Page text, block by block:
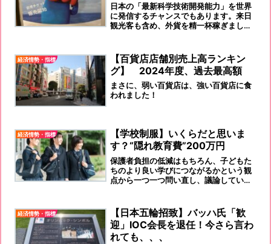
日本の「最新科学技術開発能力」を世界
に発信するチャンスでもあります。来日
観光客も含め、外貨を精一杯稼ぎましょ
経済情勢・指標
【百貨店店舗別売上高ランキン
グ】 2024年度、過去最高額
まさに、弱い百貨店は、強い百貨店に食
われました！
経済情勢・指標
【学校制服】いくらだと思いま
す？“隠れ教育費”200万円
保護者負担の低減はもちろん、子どもた
ちのより良い学びにつながるかという観
点から一つ一つ問い直し、議論していく
経済情勢・指標
【日本五輪招致】バッハ氏「歓
迎」IOC会長を退任！今さら言わ
れても、、、